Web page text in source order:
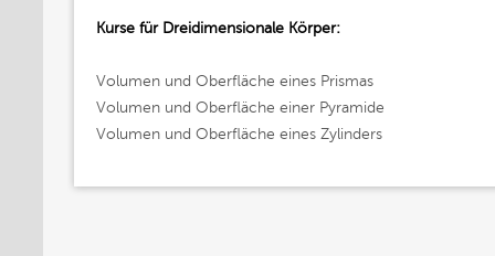
Kurse für Dreidimensionale Körper:
Volumen und Oberfläche eines Prismas
Volumen und Oberfläche einer Pyramide
Volumen und Oberfläche eines Zylinders